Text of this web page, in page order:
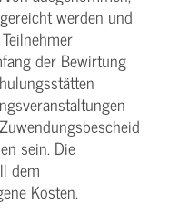
werden und
der Bewirtung
sein. Die
dem
Kosten.